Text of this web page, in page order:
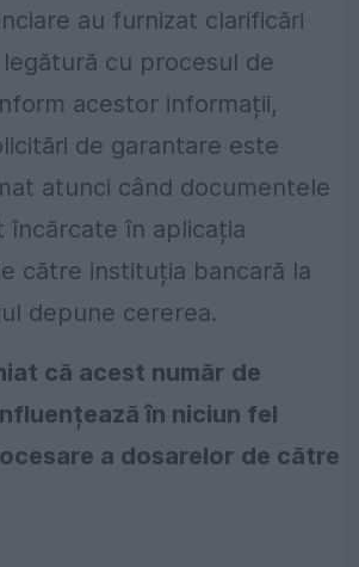
au furnizat clarificări
cu procesul de
acestor informații,
de garantare este
atunci când documentele
încărcate în aplicația
către instituția bancară la
depune cererea.
că acest număr de
în niciun fel
a dosarelor de către